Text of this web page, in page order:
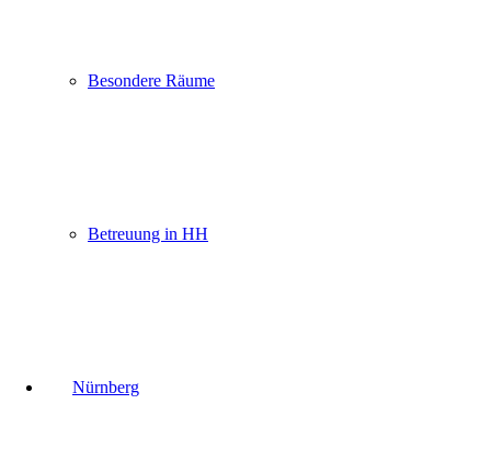
Besondere Räume
Betreuung in HH
Nürnberg